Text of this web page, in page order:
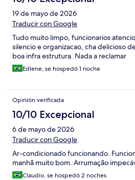
19 de mayo de 2026
Traducir con Google
Tudo muito limpo, funcionarios
silencio e organizacao, cha delicioso
boa infra estrutura. Nada a reclamar
Edlene, se hospedó 1 noche
Opinión verificada
10/10 Excepcional
6 de mayo de 2026
Traducir con Google
Ar-condicionado funcionando.
manhã muito bom. Arrumação
Claudio, se hospedó 2 noches